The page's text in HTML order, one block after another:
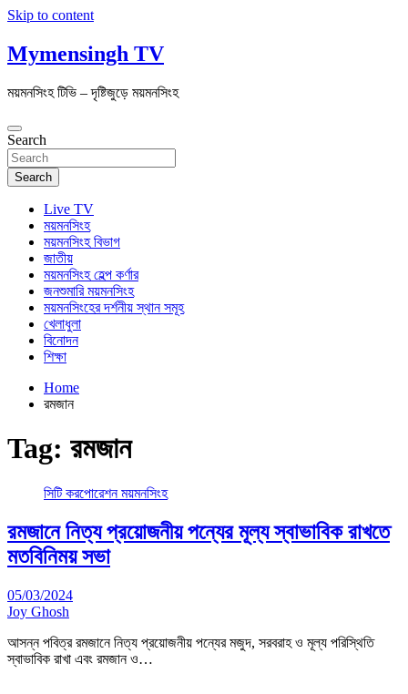
Skip to content
Mymensingh TV
ময়মনসিংহ টিভি – দৃষ্টিজুড়ে ময়মনসিংহ
Search
Search
Live TV
ময়মনসিংহ
ময়মনসিংহ বিভাগ
জাতীয়
ময়মনসিংহ হেল্প কর্ণার
জনশুমারি ময়মনসিংহ
ময়মনসিংহের দর্শনীয় স্থান সমূহ
খেলাধুলা
বিনোদন
শিক্ষা
Home
রমজান
Tag: রমজান
সিটি করপোরেশন ময়মনসিংহ
রমজানে নিত্য প্রয়োজনীয় পন্যের মূল্য স্বাভাবিক রাখতে
মতবিনিময় সভা
05/03/2024
Joy Ghosh
আসন্ন পবিত্র রমজানে নিত্য প্রয়োজনীয় পন্যের মজুদ, সরবরাহ ও মূল্য পরিস্থিতি
স্বাভাবিক রাখা এবং রমজান ও…